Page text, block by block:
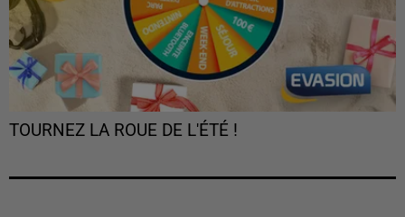
TOURNEZ LA ROUE DE L'ÉTÉ !